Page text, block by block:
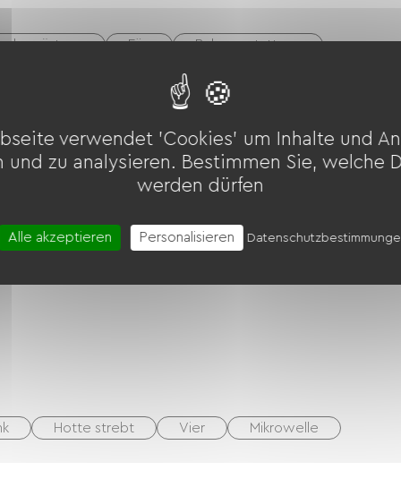
Fön
Babyausstattung
Kostenloses WLAN
Hotte strebt Vier
Mikrowelle
verwendet 'Cookies' um Inhalte und
und zu analysieren. Bestimmen Sie, welche
werden dürfen
Alle akzeptieren Personalisieren